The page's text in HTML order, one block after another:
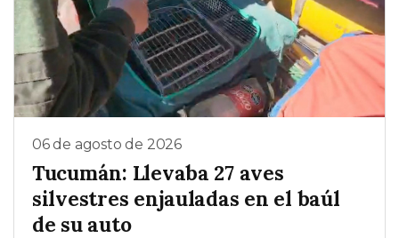
06 de agosto de 2026
Tucumán: Llevaba 27 aves
silvestres enjauladas en el baúl
de su auto